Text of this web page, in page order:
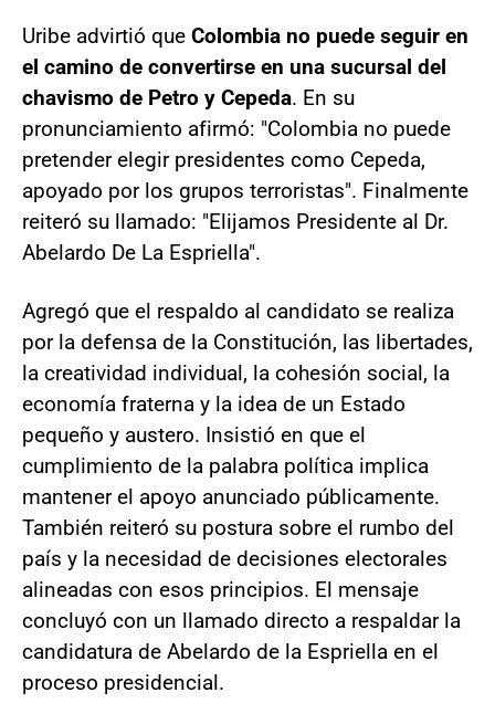
Uribe advirtió que Colombia no puede seguir en
el camino de convertirse en una sucursal del
chavismo de Petro y Cepeda. En su
pronunciamiento afirmó: "Colombia no puede
pretender elegir presidentes como Cepeda,
apoyado por los grupos terroristas". Finalmente
reiteró su llamado: "Elijamos Presidente al Dr.
Abelardo De La Espriella".
Agregó que el respaldo al candidato se realiza
por la defensa de la Constitución, las libertades,
la creatividad individual, la cohesión social, la
economía fraterna y la idea de un Estado
pequeño y austero. Insistió en que el
cumplimiento de la palabra política implica
mantener el apoyo anunciado públicamente.
También reiteró su postura sobre el rumbo del
país y la necesidad de decisiones electorales
alineadas con esos principios. El mensaje
concluyó con un llamado directo a respaldar la
candidatura de Abelardo de la Espriella en el
proceso presidencial.